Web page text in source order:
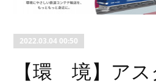
2022.03.04 00:50
【環 境】ア